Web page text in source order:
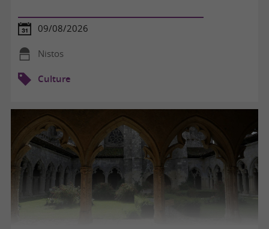
09/08/2026
Nistos
Culture